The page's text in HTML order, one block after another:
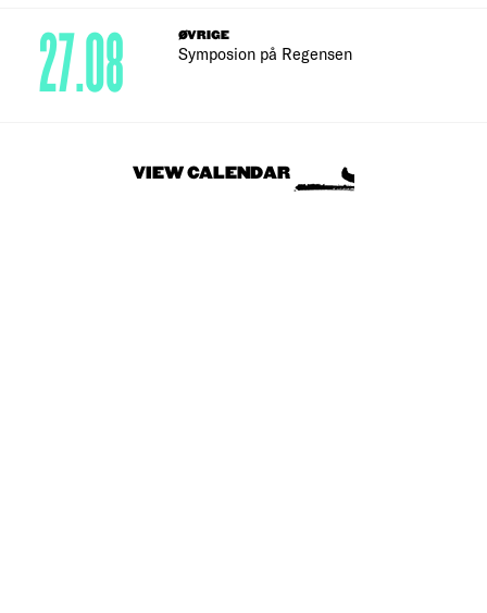
ØVRIGE
Symposion på Regensen
27.08
VIEW CALENDAR